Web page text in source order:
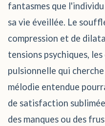
fantasmes que
sa vie éveillée. Le
compression et de
tensions psychiques,
pulsionnelle qui
mélodie entendue
de satisfaction
des manques ou des